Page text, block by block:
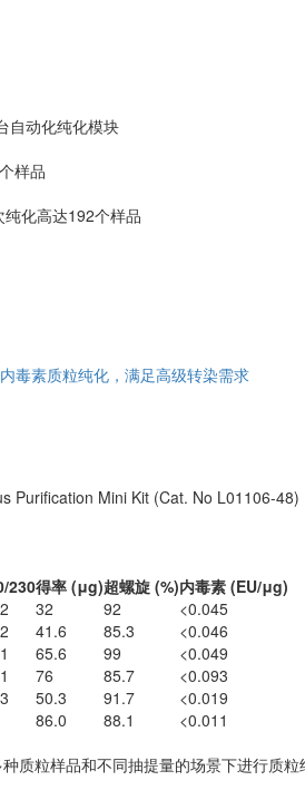
自动化纯化模块
样品
化高达192个样品
毒素质粒纯化，满足高级转染需求
Purification Mini Kit (Cat. No L01106-48)
230得率 (μg)超螺旋 (%)内毒素 (EU/μg)
32 92
<0.045
41.6 85.3
<0.046
65.6 99
<0.049
76 85.7
<0.093
50.3 91.7
<0.019
86.0 88.1
<0.011
粒样品和不同抽提量的场景下进行质